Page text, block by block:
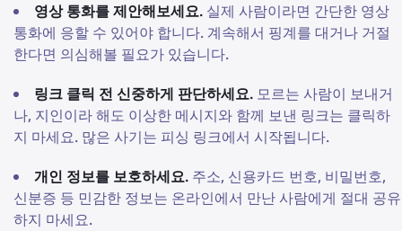
영상 통화를 제안해보세요. 실제 사람이라면 간단한 영상
통화에 응할 수 있어야 합니다. 계속해서 핑계를 대거나 거절
한다면 의심해볼 필요가 있습니다.
링크 클릭 전 신중하게 판단하세요. 모르는 사람이 보내거
나, 지인이라 해도 이상한 메시지와 함께 보낸 링크는 클릭하
지 마세요. 많은 사기는 피싱 링크에서 시작됩니다.
개인 정보를 보호하세요. 주소, 신용카드 번호, 비밀번호,
신분증 등 민감한 정보는 온라인에서 만난 사람에게 절대 공유
하지 마세요.